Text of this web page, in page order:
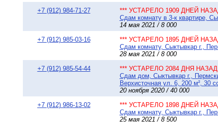
+7 (912) 984-71-27
*** УСТАРЕЛО 1909 ДНЕЙ
Сдам комнату в 3-к квартире,
14 мая 2021 / 8 000
+7 (912) 985-03-16
*** УСТАРЕЛО 1895 ДНЕЙ
Сдам комнату, Сыктывкар г.,
28 мая 2021 / 8 000
+7 (912) 985-54-44
*** УСТАРЕЛО 2084 ДНЯ НАЗАД
Сдам дом, Сыктывкар г.,
Верхисточная ул. 6, 200 м², 30
20 ноября 2020 / 40 000
+7 (912) 986-13-02
*** УСТАРЕЛО 1898 ДНЕЙ
Сдам комнату, Сыктывкар г.,
25 мая 2021 / 8 500